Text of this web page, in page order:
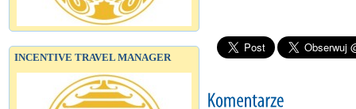
INCENTIVE TRAVEL MANAGER